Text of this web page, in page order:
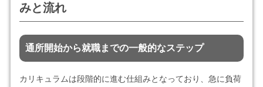
みと流れ
通所開始から就職までの一般的なステップ
カリキュラムは段階的に進む仕組みとなっており、急に負荷